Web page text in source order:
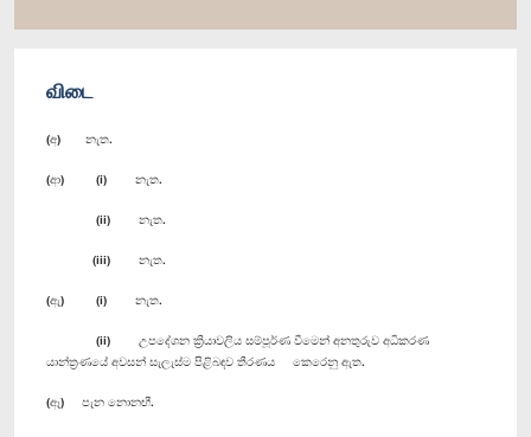
விடை
(අ) නැත.
(ආ) (i) නැත.
(ii) නැත.
(iii) නැත.
(ඇ) (i) නැත.
(ii) උපදේශන ක්‍රියාවලිය සම්පූර්ණ වීමෙන් අනතුරුව අධිකරණ
යාන්ත්‍රණයේ අවසන් සැලැස්ම පිළිබඳව තීරණය කෙරෙනු ඇත.
(ඈ) පැන නොනඟී.